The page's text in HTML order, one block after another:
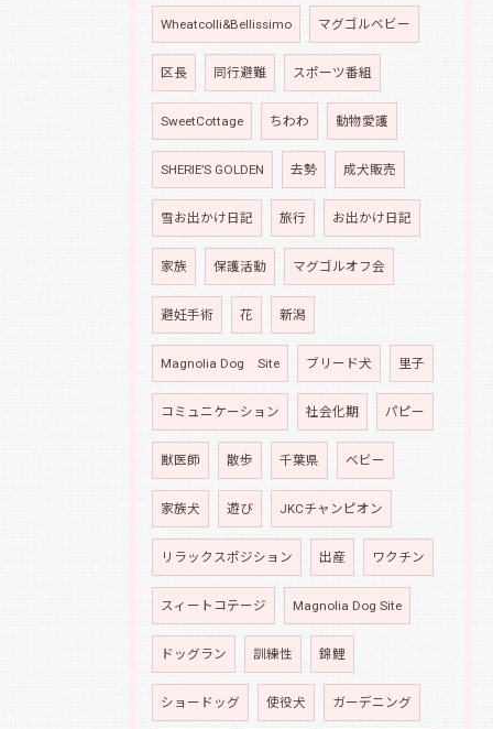
Wheatcolli&Bellissimo マグゴルベビー
区長 同行避難 スポーツ番組
SweetCottage ちわわ 動物愛護
SHERIE’S GOLDEN 去勢 成犬販売
雪お出かけ日記 旅行 お出かけ日記
家族 保護活動 マグゴルオフ会
避妊手術 花 新潟
Magnolia Dog Site ブリード犬 里子
コミュニケーション 社会化期 パピー
獣医師 散歩 千葉県 ベビー
家族犬 遊び JKCチャンピオン
リラックスポジション 出産 ワクチン
スィートコテージ Magnolia Dog Site
ドッグラン 訓練性 錦鯉
ショードッグ 使役犬 ガーデニング